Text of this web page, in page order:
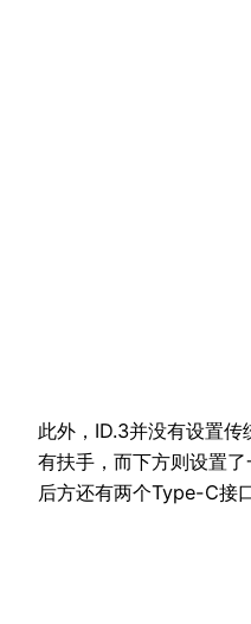
此外，ID.3并没有设置
有扶手，而下方则设置
后方还有两个Type-C接